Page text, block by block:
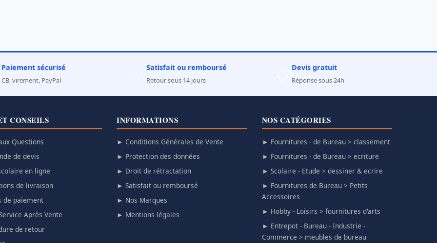
Paiement sécurisé
CB, virement, PayPal
Satisfait ou remboursé
Retour sous 14 jours
Devis gratuit
Réponse sous 24h
CONSEILS
Questions
de devis
en ligne
de livraison
de paiement
Après Vente
de retour
INFORMATIONS
► Conditions Générales de Vente
► Protection des données
► Droit de rétractation
► Satisfait ou remboursé
► Nos Marques
► Mentions légales
NOS CATÉGORIES
► Fournitures - de Bureau > classement
► Fournitures - de Bureau > ecriture
► Scolaire - Etude > dessiner & ecrire
► Fournitures de Bureau > Petits
Accessoires
► Hobby - Loisirs > fournitures d'arts
► Entrepot - Bureau - Industrie -
Commerce > meubles de bureau